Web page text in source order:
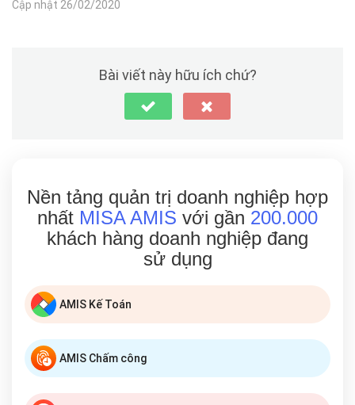
Cập nhật 26/02/2020
Bài viết này hữu ích chứ?
Nền tảng quản trị doanh nghiệp hợp
nhất MISA AMIS với gần 200.000
khách hàng doanh nghiệp đang
sử dụng
AMIS Kế Toán
AMIS Chấm công